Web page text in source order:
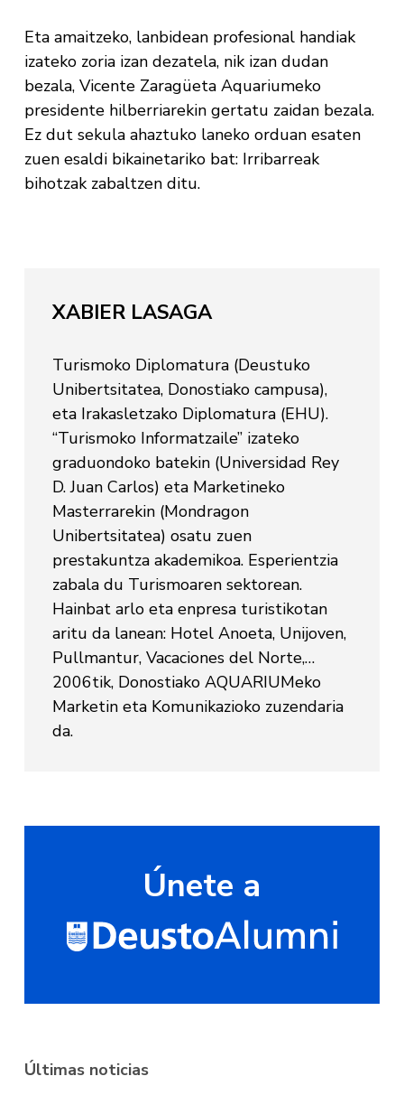
Eta amaitzeko, lanbidean profesional handiak
izateko zoria izan dezatela, nik izan dudan
bezala, Vicente Zaragüeta Aquariumeko
presidente hilberriarekin gertatu zaidan bezala.
Ez dut sekula ahaztuko laneko orduan esaten
zuen esaldi bikainetariko bat: Irribarreak
bihotzak zabaltzen ditu.
XABIER LASAGA
Turismoko Diplomatura (Deustuko
Unibertsitatea, Donostiako campusa),
eta Irakasletzako Diplomatura (EHU).
“Turismoko Informatzaile” izateko
graduondoko batekin (Universidad Rey
D. Juan Carlos) eta Marketineko
Masterrarekin (Mondragon
Unibertsitatea) osatu zuen
prestakuntza akademikoa. Esperientzia
zabala du Turismoaren sektorean.
Hainbat arlo eta enpresa turistikotan
aritu da lanean: Hotel Anoeta, Unijoven,
Pullmantur, Vacaciones del Norte,…
2006tik, Donostiako AQUARIUMeko
Marketin eta Komunikazioko zuzendaria
da.
Únete a
Últimas noticias